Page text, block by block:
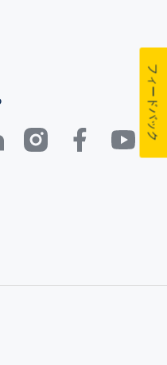
フィードバック